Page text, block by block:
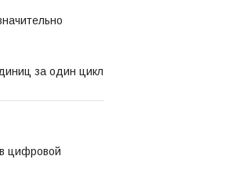
за один цикл
цифровой